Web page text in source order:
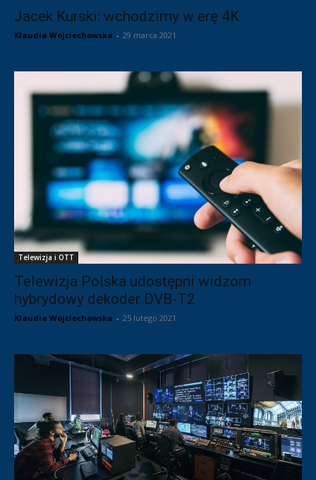
Jacek Kurski: wchodzimy w erę 4K
Klaudia Wojciechowska - 29 marca 2021
Telewizja i OTT
Telewizja Polska udostępni widzom
hybrydowy dekoder DVB-T2
Klaudia Wojciechowska - 25 lutego 2021